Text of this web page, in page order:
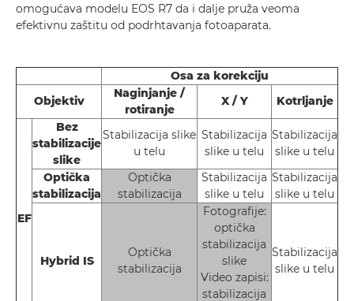
omogućava modelu EOS R7 da i dalje pruža veoma
efektivnu zaštitu od podrhtavanja fotoaparata.
Osa za korekciju
Objektiv
Naginjanje /
rotiranje
X / Y Kotrljanje
EF
Bez
stabilizacije
slike
Stabilizacija slike
u telu
Stabilizacija
slike u telu
Stabilizacija
slike u telu
Optička
stabilizacija
Optička
stabilizacija
Stabilizacija
slike u telu
Stabilizacija
slike u telu
Hybrid IS
Optička
stabilizacija
Fotografije:
optička
stabilizacija
slike
Video zapisi:
stabilizacija
Stabilizacija
slike u telu